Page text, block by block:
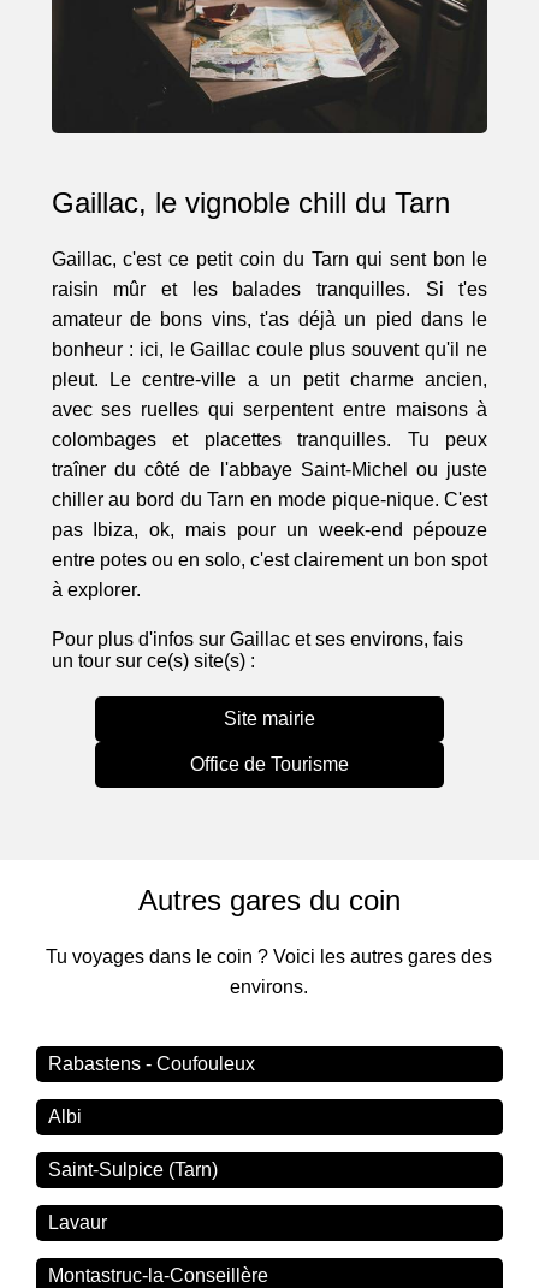
Gaillac, le vignoble chill du Tarn
Gaillac, c'est ce petit coin du Tarn qui sent bon le
raisin mûr et les balades tranquilles. Si t'es
amateur de bons vins, t'as déjà un pied dans le
bonheur : ici, le Gaillac coule plus souvent qu'il ne
pleut. Le centre-ville a un petit charme ancien,
avec ses ruelles qui serpentent entre maisons à
colombages et placettes tranquilles. Tu peux
traîner du côté de l'abbaye Saint-Michel ou juste
chiller au bord du Tarn en mode pique-nique. C'est
pas Ibiza, ok, mais pour un week-end pépouze
entre potes ou en solo, c'est clairement un bon spot
à explorer.
Pour plus d'infos sur Gaillac et ses environs, fais
un tour sur ce(s) site(s) :
Site mairie
Office de Tourisme
Autres gares du coin
Tu voyages dans le coin ? Voici les autres gares des
environs.
Rabastens - Coufouleux
Albi
Saint-Sulpice (Tarn)
Lavaur
Montastruc-la-Conseillère